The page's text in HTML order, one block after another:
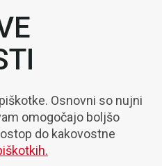
Osnovni so nujni
omogočajo boljšo
do kakovostne